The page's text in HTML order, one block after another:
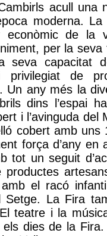
acull una
moderna.
de la
per la
seva capacitat
privilegiat de
Un any més la
dins l’espai
i l’avinguda del
cobert amb uns
força d’any en
tot un seguit
productes
amb el racó
La Fira
teatre i la
dies de la